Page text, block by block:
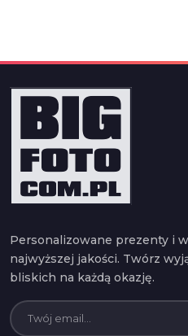
Personalizowane prezenty i
najwyższej jakości. Twórz
bliskich na każdą okazję.